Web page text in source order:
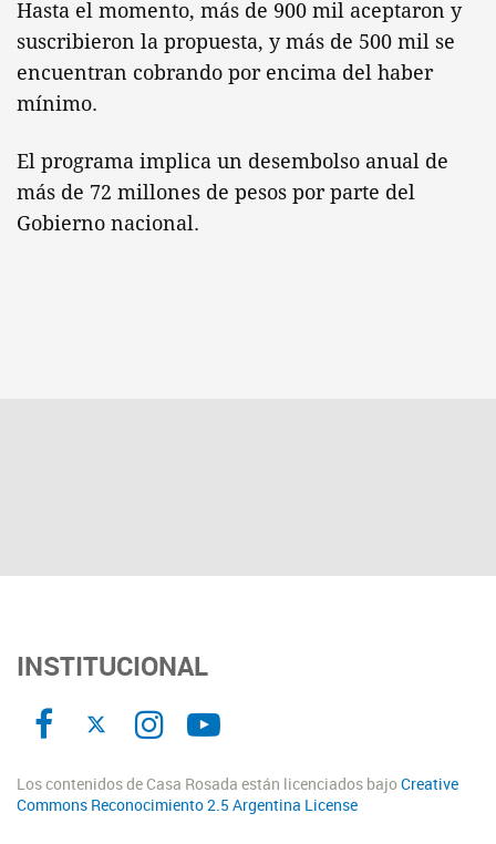
Hasta el momento, más de 900 mil aceptaron y
suscribieron la propuesta, y más de 500 mil se
encuentran cobrando por encima del haber
mínimo.
El programa implica un desembolso anual de
más de 72 millones de pesos por parte del
Gobierno nacional.
INSTITUCIONAL
Los contenidos de Casa Rosada están licenciados bajoCreative
Commons Reconocimiento 2.5 Argentina License